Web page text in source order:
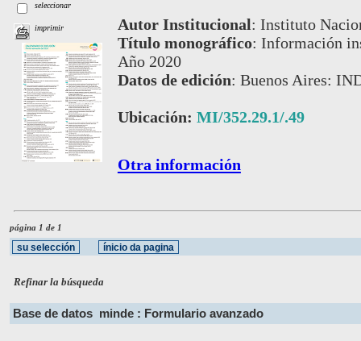
seleccionar
imprimir Autor Institucional: Instituto
Título monográfico: Información
Año 2020
Datos de edición: Buenos Aires:
Ubicación: MI/352.29.1/.49
Otra información
página 1 de 1
Refinar la búsqueda
Base de datos minde : Formulario avanzado